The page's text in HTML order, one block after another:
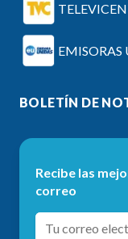
EMISORAS
BOLETÍN DE
Recibe las
correo